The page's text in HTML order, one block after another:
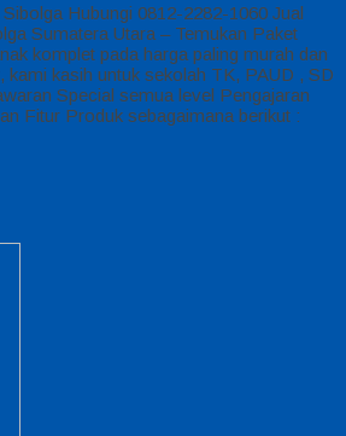
Hubungi 0812-2282-1060 Jual
Sumatera Utara – Temukan Paket
komplet pada harga paling murah dan
kami kasih untuk sekolah TK, PAUD , SD
Special semua level Pengajaran
Fitur Produk sebagaimana berikut :